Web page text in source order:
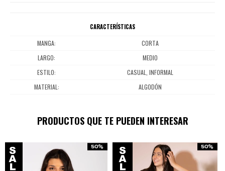
CARACTERÍSTICAS
MANGA
CORTA
LARGO
MEDIO
ESTILO
CASUAL, INFORMAL
MATERIAL
ALGODÓN
PRODUCTOS QUE TE PUEDEN INTERESAR